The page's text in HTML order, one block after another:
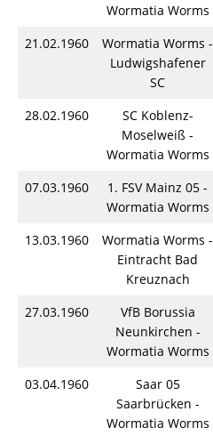
Wormatia Worms
21.02.1960
Wormatia Worms -
Ludwigshafener
SC
28.02.1960
SC Koblenz-
Moselweiß -
Wormatia Worms
07.03.1960
1. FSV Mainz 05 -
Wormatia Worms
13.03.1960
Wormatia Worms -
Eintracht Bad
Kreuznach
27.03.1960
VfB Borussia
Neunkirchen -
Wormatia Worms
03.04.1960
Saar 05
Saarbrücken -
Wormatia Worms